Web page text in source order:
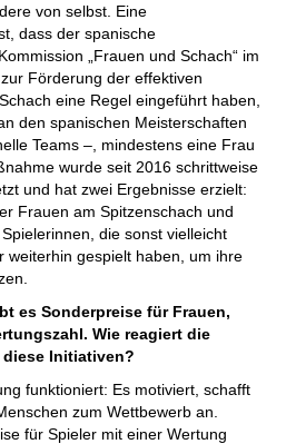
von selbst. Eine
dass der spanische
„Frauen und Schach“ im
Förderung der effektiven
eine Regel eingeführt haben,
den spanischen Meisterschaften
Teams –, mindestens eine Frau
wurde seit 2016 schrittweise
und hat zwei Ergebnisse erzielt:
Frauen am Spitzenschach und
die sonst vielleicht
weiterhin gespielt haben, um ihre
es Sonderpreise für Frauen,
Wie reagiert die
Initiativen?
funktioniert: Es motiviert, schafft
zum Wettbewerb an.
für Spieler mit einer Wertung